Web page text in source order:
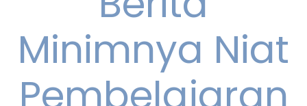
Minimnya Niat